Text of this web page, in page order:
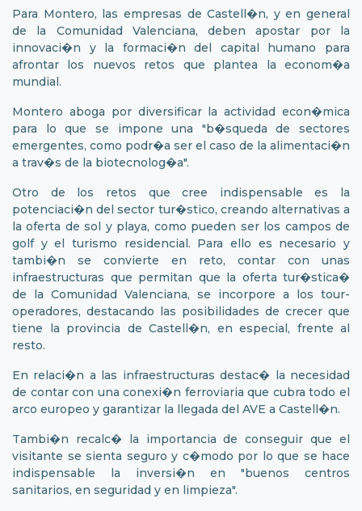
Para Montero, las empresas de Castell�n, y en general
de la Comunidad Valenciana, deben apostar por la
innovaci�n y la formaci�n del capital humano para
afrontar los nuevos retos que plantea la econom�a
mundial.
Montero aboga por diversificar la actividad econ�mica
para lo que se impone una "b�squeda de sectores
emergentes, como podr�a ser el caso de la alimentaci�n
a trav�s de la biotecnolog�a".
Otro de los retos que cree indispensable es la
potenciaci�n del sector tur�stico, creando alternativas a
la oferta de sol y playa, como pueden ser los campos de
golf y el turismo residencial. Para ello es necesario y
tambi�n se convierte en reto, contar con unas
infraestructuras que permitan que la oferta tur�stica�
de la Comunidad Valenciana, se incorpore a los tour-
operadores, destacando las posibilidades de crecer que
tiene la provincia de Castell�n, en especial, frente al
resto.
En relaci�n a las infraestructuras destac� la necesidad
de contar con una conexi�n ferroviaria que cubra todo el
arco europeo y garantizar la llegada del AVE a Castell�n.
Tambi�n recalc� la importancia de conseguir que el
visitante se sienta seguro y c�modo por lo que se hace
indispensable la inversi�n en "buenos centros
sanitarios, en seguridad y en limpieza".